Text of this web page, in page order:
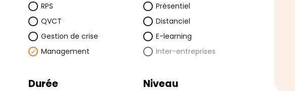
r
c
h
e
r
RPS
QVCT
Gestion de crise
Management
Présentiel
Distanciel
E-learning
Inter-entreprises
Durée Niveau